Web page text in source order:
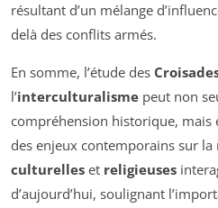
résultant d’un mélange
delà des conflits armés.
En somme, l’étude des
l’interculturalisme peut non
compréhension historique, mais
des enjeux contemporains sur
culturelles et religieuses
d’aujourd’hui, soulignant